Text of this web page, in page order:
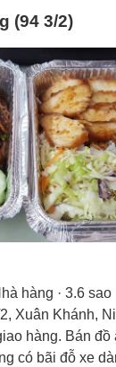
(94 3/2)
hàng · 3.6 sao
Xuân Khánh,
hàng. Bán đồ
có bãi đỗ xe